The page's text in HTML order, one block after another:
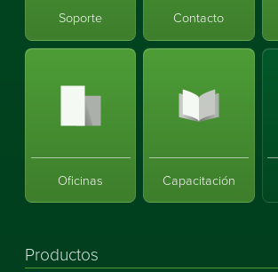
Soporte Contacto
Oficinas Capacitación
Productos